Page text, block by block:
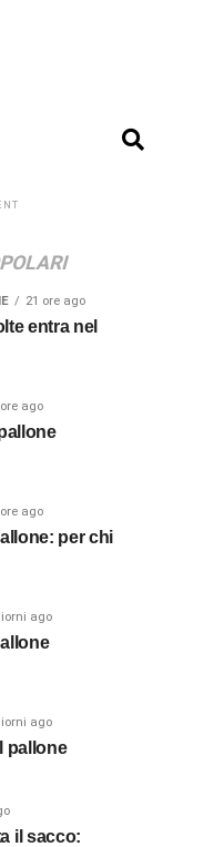
21 ore ago
entra nel
ago
ago
per chi
ago
ago
pallone
il sacco: